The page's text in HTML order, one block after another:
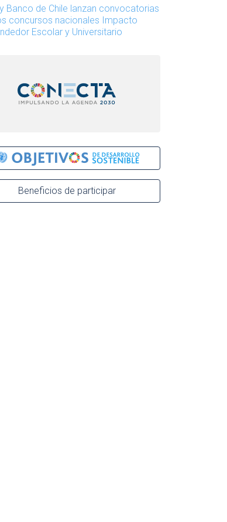
y Banco de Chile lanzan convocatorias
concursos nacionales Impacto
Escolar y Universitario
Beneficios de participar